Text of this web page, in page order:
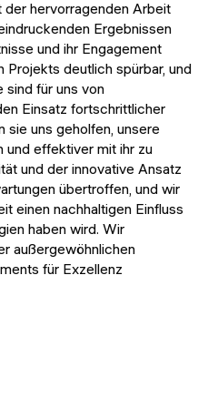
hervorragenden Arbeit
Ergebnissen
und ihr Engagement
deutlich spürbar, und
sind für uns von
Einsatz fortschrittlicher
uns geholfen, unsere
und effektiver mit ihr zu
und der innovative Ansatz
übertroffen, und wir
einen nachhaltigen Einfluss
haben wird. Wir
außergewöhnlichen
für Exzellenz